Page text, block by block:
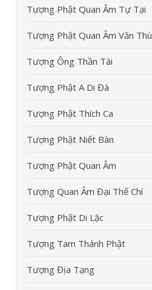
Tượng Phật Quan Âm Tự Tại
Tượng Phật Quan Âm Văn Thù
Tượng Ông Thần Tài
Tượng Phật A Di Đà
Tượng Phật Thích Ca
Tượng Phật Niết Bàn
Tượng Phật Quan Âm
Tượng Quan Âm Đại Thế Chí
Tượng Phật Di Lặc
Tượng Tam Thánh Phật
Tượng Địa Tạng